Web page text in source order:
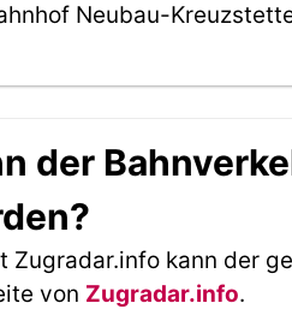
Neubau-
der
Zugradar.info kann der
von Zugradar.info.